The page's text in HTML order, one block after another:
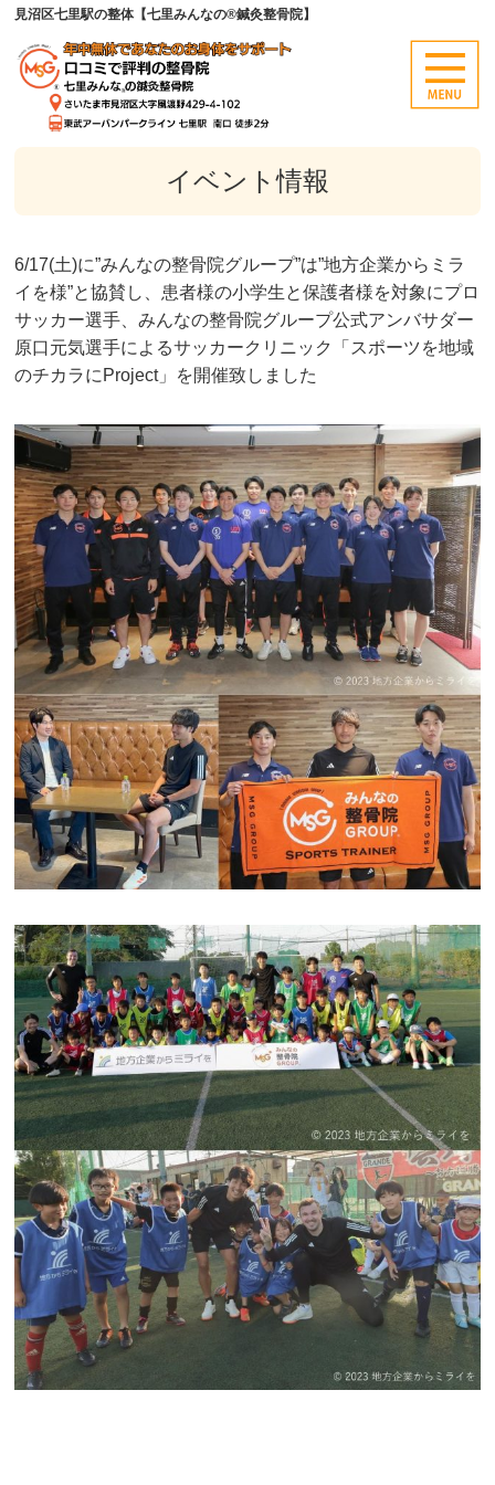
見沼区七里駅の整体【七里みんなの®鍼灸整骨院】
イベント情報
6/17(土)に”みんなの整骨院グループ”は”地方企業からミラ
イを様”と協賛し、患者様の小学生と保護者様を対象にプロ
サッカー選手、みんなの整骨院グループ公式アンバサダー
原口元気選手によるサッカークリニック「スポーツを地域
のチカラにProject」を開催致しました